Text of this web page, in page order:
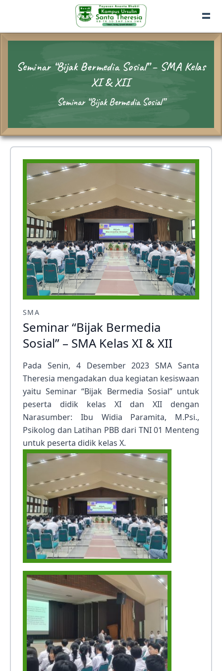
Seminar “Bijak Bermedia Sosial” – SMA Kelas
XI & XII
Seminar “Bijak Bermedia Sosial”
SMA
Seminar “Bijak Bermedia
Sosial” – SMA Kelas XI & XII
Pada Senin, 4 Desember 2023 SMA Santa
Theresia mengadakan dua kegiatan kesiswaan
yaitu Seminar “Bijak Bermedia Sosial” untuk
peserta didik kelas XI dan XII dengan
Narasumber: Ibu Widia Paramita, M.Psi.,
Psikolog dan Latihan PBB dari TNI 01 Menteng
untuk peserta didik kelas X.